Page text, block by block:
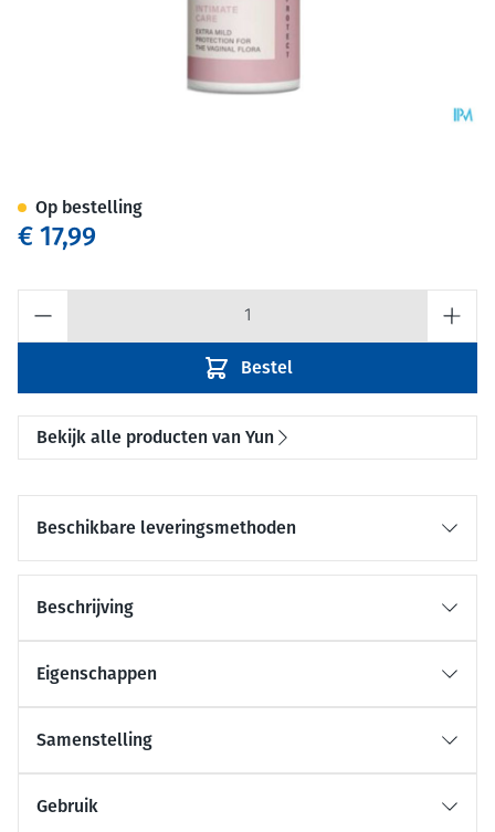
€ 17,99
Bestel
Op bestelling
Bekijk alle producten van Yun
Beschikbare leveringsmethoden
Beschrijving
Eigenschappen
Samenstelling
Gebruik